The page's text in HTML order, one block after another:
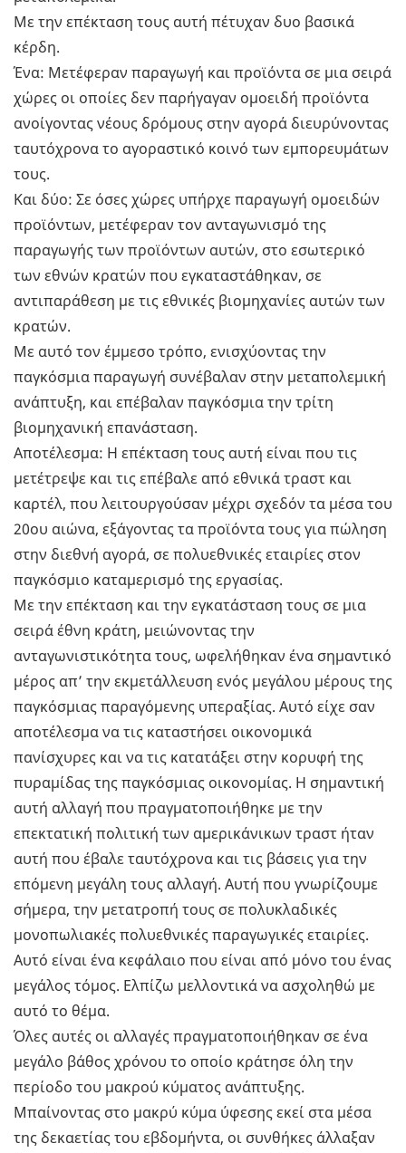
Με την επέκταση τους αυτή πέτυχαν δυο βασικά
κέρδη.
Ένα: Μετέφεραν παραγωγή και προϊόντα σε μια σειρά
χώρες οι οποίες δεν παρήγαγαν ομοειδή προϊόντα
ανοίγοντας νέους δρόμους στην αγορά διευρύνοντας
ταυτόχρονα το αγοραστικό κοινό των εμπορευμάτων
τους.
Και δύο: Σε όσες χώρες υπήρχε παραγωγή ομοειδών
προϊόντων, μετέφεραν τον ανταγωνισμό της
παραγωγής των προϊόντων αυτών, στο εσωτερικό
των εθνών κρατών που εγκαταστάθηκαν, σε
αντιπαράθεση με τις εθνικές βιομηχανίες αυτών των
κρατών.
Με αυτό τον έμμεσο τρόπο, ενισχύοντας την
παγκόσμια παραγωγή συνέβαλαν στην μεταπολεμική
ανάπτυξη, και επέβαλαν παγκόσμια την τρίτη
βιομηχανική επανάσταση.
Αποτέλεσμα: Η επέκταση τους αυτή είναι που τις
μετέτρεψε και τις επέβαλε από εθνικά τραστ και
καρτέλ, που λειτουργούσαν μέχρι σχεδόν τα μέσα του
20ου αιώνα, εξάγοντας τα προϊόντα τους για πώληση
στην διεθνή αγορά, σε πολυεθνικές εταιρίες στον
παγκόσμιο καταμερισμό της εργασίας.
Με την επέκταση και την εγκατάσταση τους σε μια
σειρά έθνη κράτη, μειώνοντας την
ανταγωνιστικότητα τους, ωφελήθηκαν ένα σημαντικό
μέρος απ’ την εκμετάλλευση ενός μεγάλου μέρους της
παγκόσμιας παραγόμενης υπεραξίας. Αυτό είχε σαν
αποτέλεσμα να τις καταστήσει οικονομικά
πανίσχυρες και να τις κατατάξει στην κορυφή της
πυραμίδας της παγκόσμιας οικονομίας. Η σημαντική
αυτή αλλαγή που πραγματοποιήθηκε με την
επεκτατική πολιτική των αμερικάνικων τραστ ήταν
αυτή που έβαλε ταυτόχρονα και τις βάσεις για την
επόμενη μεγάλη τους αλλαγή. Αυτή που γνωρίζουμε
σήμερα, την μετατροπή τους σε πολυκλαδικές
μονοπωλιακές πολυεθνικές παραγωγικές εταιρίες.
Αυτό είναι ένα κεφάλαιο που είναι από μόνο του ένας
μεγάλος τόμος. Ελπίζω μελλοντικά να ασχοληθώ με
αυτό το θέμα.
Όλες αυτές οι αλλαγές πραγματοποιήθηκαν σε ένα
μεγάλο βάθος χρόνου το οποίο κράτησε όλη την
περίοδο του μακρού κύματος ανάπτυξης.
Μπαίνοντας στο μακρύ κύμα ύφεσης εκεί στα μέσα
της δεκαετίας του εβδομήντα, οι συνθήκες άλλαξαν